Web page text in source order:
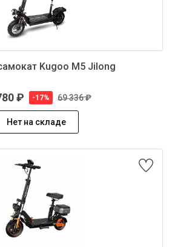
Kugoo M5 Jilong
₽ -17% 69 336 ₽
Нет на складе